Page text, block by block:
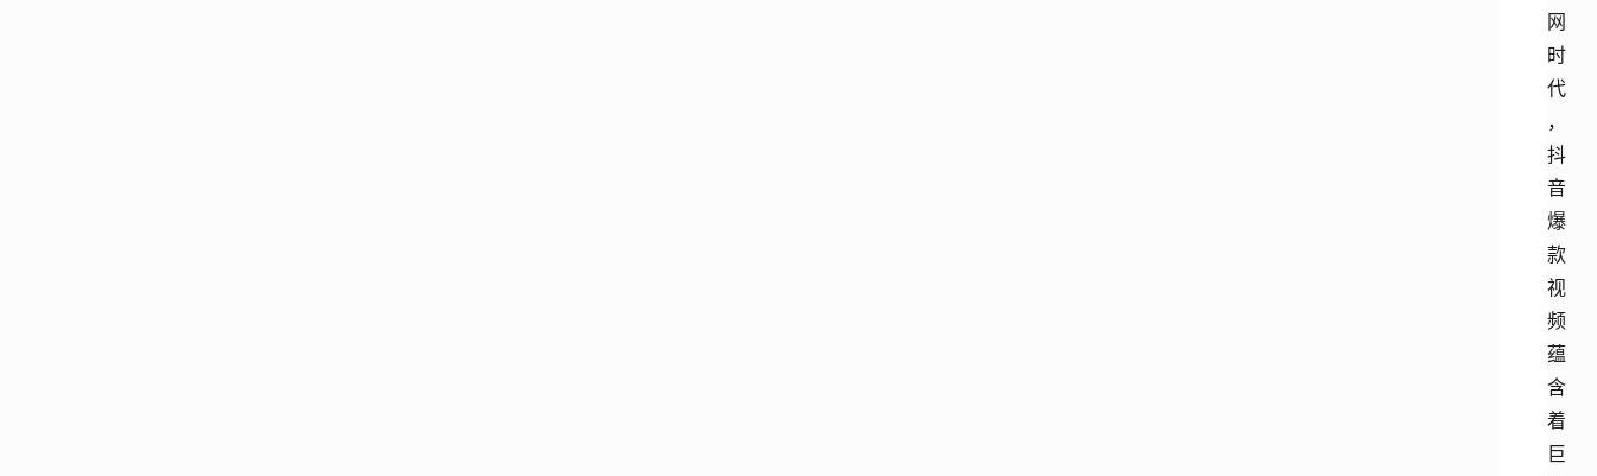
网
时
代
，
抖
音
爆
款
视
频
蕴
含
着
巨